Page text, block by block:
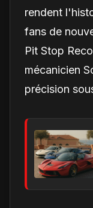
rendent
fans de
Pit Stop
mécanicien
précision